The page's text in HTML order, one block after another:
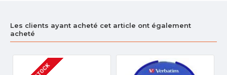
Les clients ayant acheté cet article ont également
acheté